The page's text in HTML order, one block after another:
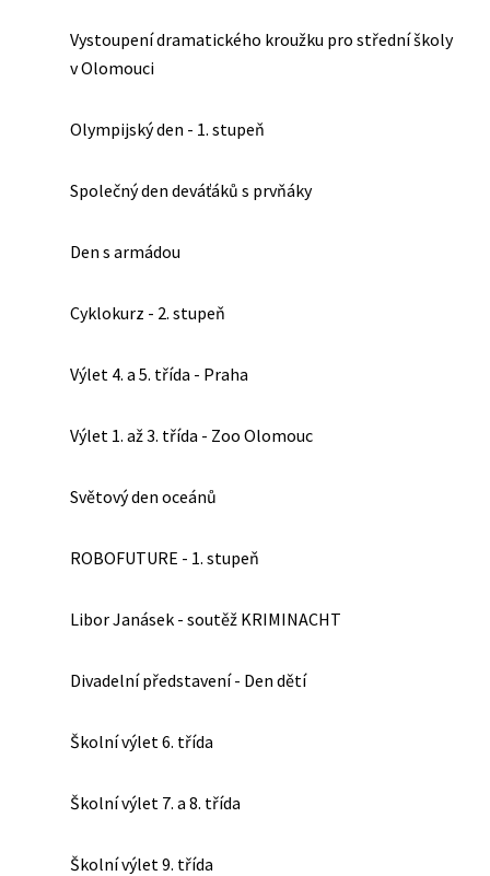
Vystoupení dramatického kroužku pro střední školy
v Olomouci
Olympijský den - 1. stupeň
Společný den deváťáků s prvňáky
Den s armádou
Cyklokurz - 2. stupeň
Výlet 4. a 5. třída - Praha
Výlet 1. až 3. třída - Zoo Olomouc
Světový den oceánů
ROBOFUTURE - 1. stupeň
Libor Janásek - soutěž KRIMINACHT
Divadelní představení - Den dětí
Školní výlet 6. třída
Školní výlet 7. a 8. třída
Školní výlet 9. třída